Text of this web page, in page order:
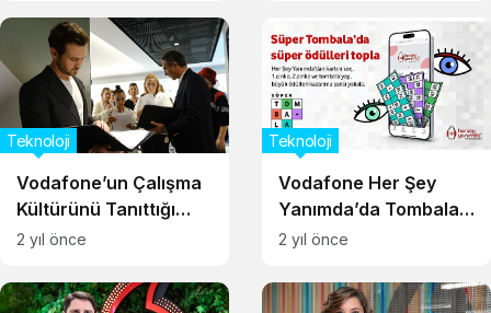
Vodafone’un Çalışma
Kültürünü Tanıttığı
Yeni Kampanyasına
Teknoloji
2 yıl önce
Vodafone Her Şey
Yanımda’da Tombala
Heyecanı Başladı
Teknoloji
2 yıl önce